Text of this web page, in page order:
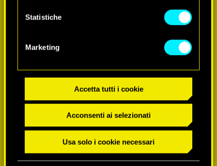
Statistiche
Marketing
Accetta tutti i cookie
Acconsenti ai selezionati
Usa solo i cookie necessari